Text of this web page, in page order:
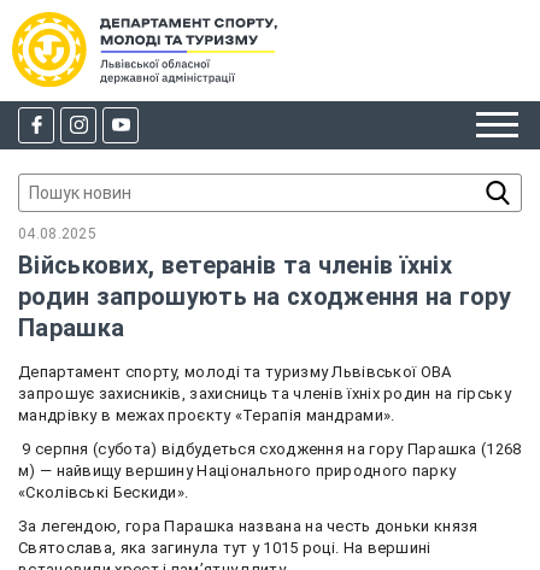
04.08.2025
Військових, ветеранів та членів їхніх
родин запрошують на сходження на гору
Парашка
Департамент спорту, молоді та туризму Львівської ОВА
запрошує захисників, захисниць та членів їхніх родин на гірську
мандрівку в межах проєкту «Терапія мандрами».
9 серпня (субота) відбудеться сходження на гору Парашка (1268
м) — найвищу вершину Національного природного парку
«Сколівські Бескиди».
За легендою, гора Парашка названа на честь доньки князя
Святослава, яка загинула тут у 1015 році. На вершині